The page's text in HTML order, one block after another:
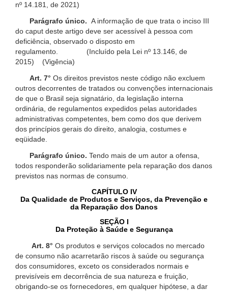
nº 14.181, de 2021)
Parágrafo único. A informação de que trata o inciso III
do caput deste artigo deve ser acessível à pessoa com
deficiência, observado o disposto em
regulamento. (Incluído pela Lei nº 13.146, de
2015) (Vigência)
Art. 7° Os direitos previstos neste código não excluem
outros decorrentes de tratados ou convenções internacionais
de que o Brasil seja signatário, da legislação interna
ordinária, de regulamentos expedidos pelas autoridades
administrativas competentes, bem como dos que derivem
dos princípios gerais do direito, analogia, costumes e
eqüidade.
Parágrafo único. Tendo mais de um autor a ofensa,
todos responderão solidariamente pela reparação dos danos
previstos nas normas de consumo.
CAPÍTULO IV
Da Qualidade de Produtos e Serviços, da Prevenção e
da Reparação dos Danos
SEÇÃO I
Da Proteção à Saúde e Segurança
Art. 8° Os produtos e serviços colocados no mercado
de consumo não acarretarão riscos à saúde ou segurança
dos consumidores, exceto os considerados normais e
previsíveis em decorrência de sua natureza e fruição,
obrigando-se os fornecedores, em qualquer hipótese, a dar